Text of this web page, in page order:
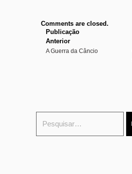
Comments are closed.
Publicação
Anterior
A Guerra da Câncio